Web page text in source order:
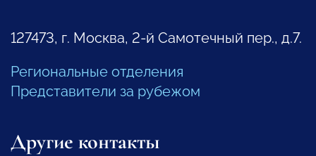
127473, г. Москва, 2-й Самотечный пер., д.7.
Региональные отделения
Представители за рубежом
Другие контакты